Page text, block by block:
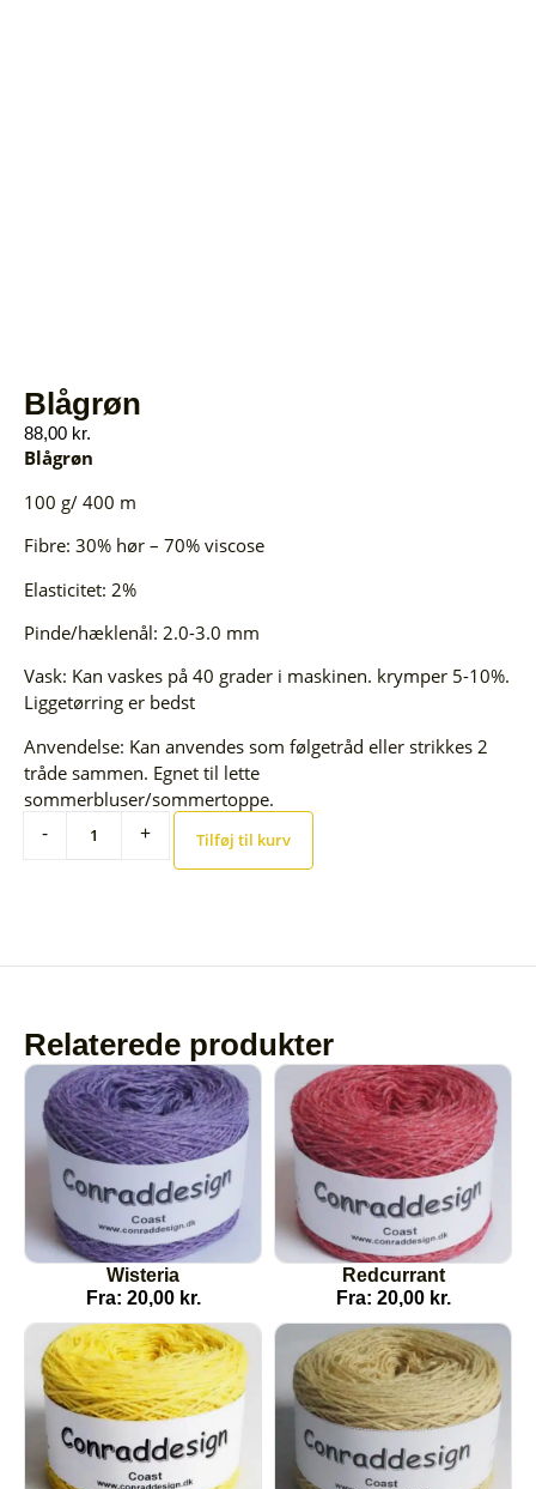
Blågrøn
88,00 kr.
Blågrøn
100 g/ 400 m
Fibre: 30% hør – 70% viscose
Elasticitet: 2%
Pinde/hæklenål: 2.0-3.0 mm
Vask: Kan vaskes på 40 grader i maskinen. krymper 5-10%.
Liggetørring er bedst
Anvendelse: Kan anvendes som følgetråd eller strikkes 2
tråde sammen. Egnet til lette
sommerbluser/sommertoppe.
- + Tilføj til kurv
Relaterede produkter
Wisteria
Fra: 20,00 kr.
Redcurrant
Fra: 20,00 kr.